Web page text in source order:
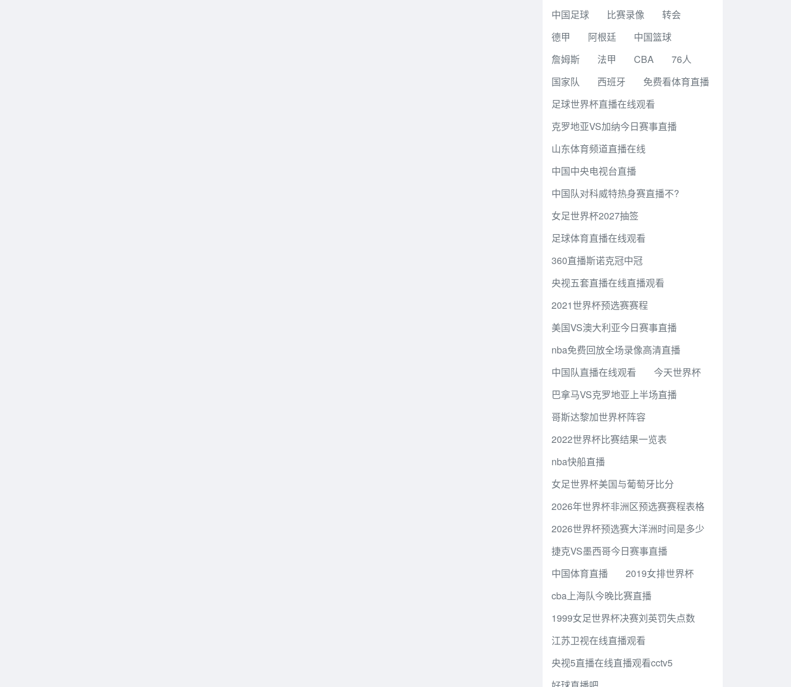
中国足球
比赛录像
转会
德甲
阿根廷
中国篮球
詹姆斯
法甲 CBA
76人
国家队
西班牙
免费看体育直播
足球世界杯直播在线观看
克罗地亚VS加纳今日赛事直播
山东体育频道直播在线
中国中央电视台直播
中国队对科威特热身赛直播不?
女足世界杯2027抽签
足球体育直播在线观看
360直播斯诺克冠中冠
央视五套直播在线直播观看
2021世界杯预选赛赛程
美国VS澳大利亚今日赛事直播
nba免费回放全场录像高清直播
中国队直播在线观看
今天世界杯
巴拿马VS克罗地亚上半场直播
哥斯达黎加世界杯阵容
2022世界杯比赛结果一览表
nba快船直播
女足世界杯美国与葡萄牙比分
2026年世界杯非洲区预选赛赛程表格
2026世界杯预选赛大洋洲时间是多少
捷克VS墨西哥今日赛事直播
中国体育直播
2019女排世界杯
cba上海队今晚比赛直播
1999女足世界杯决赛刘英罚失点数
江苏卫视在线直播观看
央视5直播在线直播观看cctv5